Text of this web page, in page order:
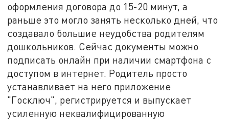
оформления договора до 15-20 минут, а
раньше это могло занять несколько дней, что
создавало большие неудобства родителям
дошкольников. Сейчас документы можно
подписать онлайн при наличии смартфона с
доступом в интернет. Родитель просто
устанавливает на него приложение
"Госключ", регистрируется и выпускает
усиленную неквалифицированную